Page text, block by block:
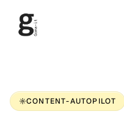
CONTENT-AUTOPILOT